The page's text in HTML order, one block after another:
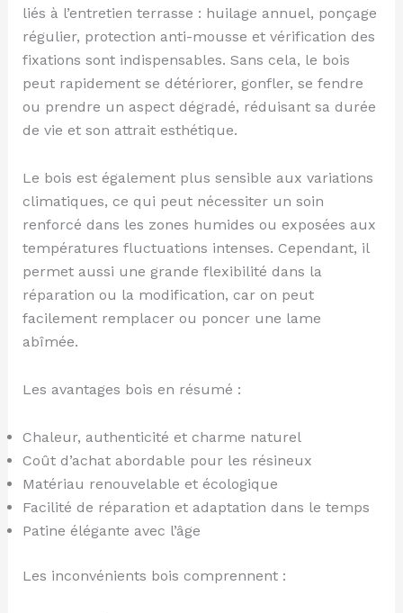
liés à l’entretien terrasse : huilage annuel, ponçage
régulier, protection anti-mousse et vérification des
fixations sont indispensables. Sans cela, le bois
peut rapidement se détériorer, gonfler, se fendre
ou prendre un aspect dégradé, réduisant sa durée
de vie et son attrait esthétique.
Le bois est également plus sensible aux variations
climatiques, ce qui peut nécessiter un soin
renforcé dans les zones humides ou exposées aux
températures fluctuations intenses. Cependant, il
permet aussi une grande flexibilité dans la
réparation ou la modification, car on peut
facilement remplacer ou poncer une lame
abîmée.
Les avantages bois en résumé :
Chaleur, authenticité et charme naturel
Coût d’achat abordable pour les résineux
Matériau renouvelable et écologique
Facilité de réparation et adaptation dans le temps
Patine élégante avec l’âge
Les inconvénients bois comprennent :